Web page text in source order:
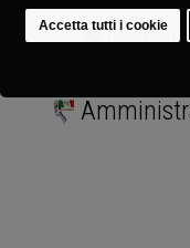
Download